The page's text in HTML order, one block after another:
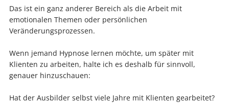
Das ist ein ganz anderer Bereich als die Arbeit mit
emotionalen Themen oder persönlichen
Veränderungsprozessen.
Wenn jemand Hypnose lernen möchte, um später mit
Klienten zu arbeiten, halte ich es deshalb für sinnvoll,
genauer hinzuschauen:
Hat der Ausbilder selbst viele Jahre mit Klienten gearbeitet?